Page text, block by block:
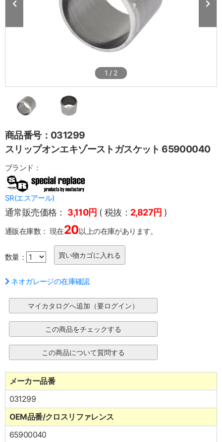
1 / 2
商品番号：031299
スリップオンエキゾーストガスケット 65900040
ブランド：
SR(エスアール)
通常販売価格： 3,110円 ( 税抜： 2,827円 )
通販在庫数： 現在20以上の在庫があります。
数量：
ネオガレージの在庫確認
メーカー品番
031299
OEM品番/クロスリファレンス
65900040